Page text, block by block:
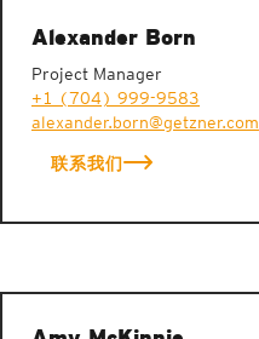
Alexander Born
Project Manager
+1 (704) 999-9583
alexander.born@getzner.com
联系我们